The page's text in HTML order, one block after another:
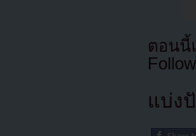
ตอนนี้
แบ่ง